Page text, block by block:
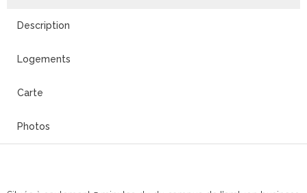
Description
Logements
Carte
Photos